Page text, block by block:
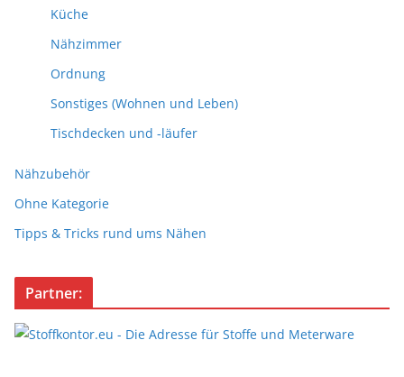
Küche
Nähzimmer
Ordnung
Sonstiges (Wohnen und Leben)
Tischdecken und -läufer
Nähzubehör
Ohne Kategorie
Tipps & Tricks rund ums Nähen
Partner: